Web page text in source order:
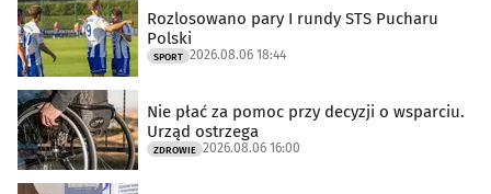
Rozlosowano pary I rundy STS Pucharu
Polski
SPORT 2026.08.06 18:44
Nie płać za pomoc przy decyzji o wsparciu.
Urząd ostrzega
ZDROWIE 2026.08.06 16:00